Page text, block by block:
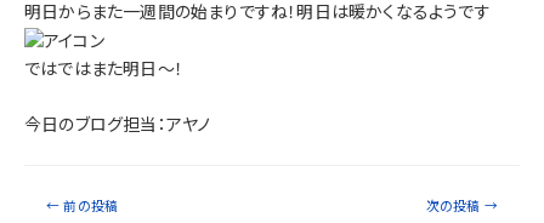
明日からまた一週間の始まりですね！明日は暖かくなるようです
ではではまた明日～！
今日のブログ担当：アヤノ
← 前の投稿 次の投稿 →